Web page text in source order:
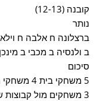
קובנה (12-13)
נותר
ברצלונה ח אלבה ח
ב ולנסיה ב מכבי ב
סיכום
5 משחקי בית 4 משחקי חוץ
3 משחקים מול קבוצות שסיימו את העונה ( 2 בחוץ)